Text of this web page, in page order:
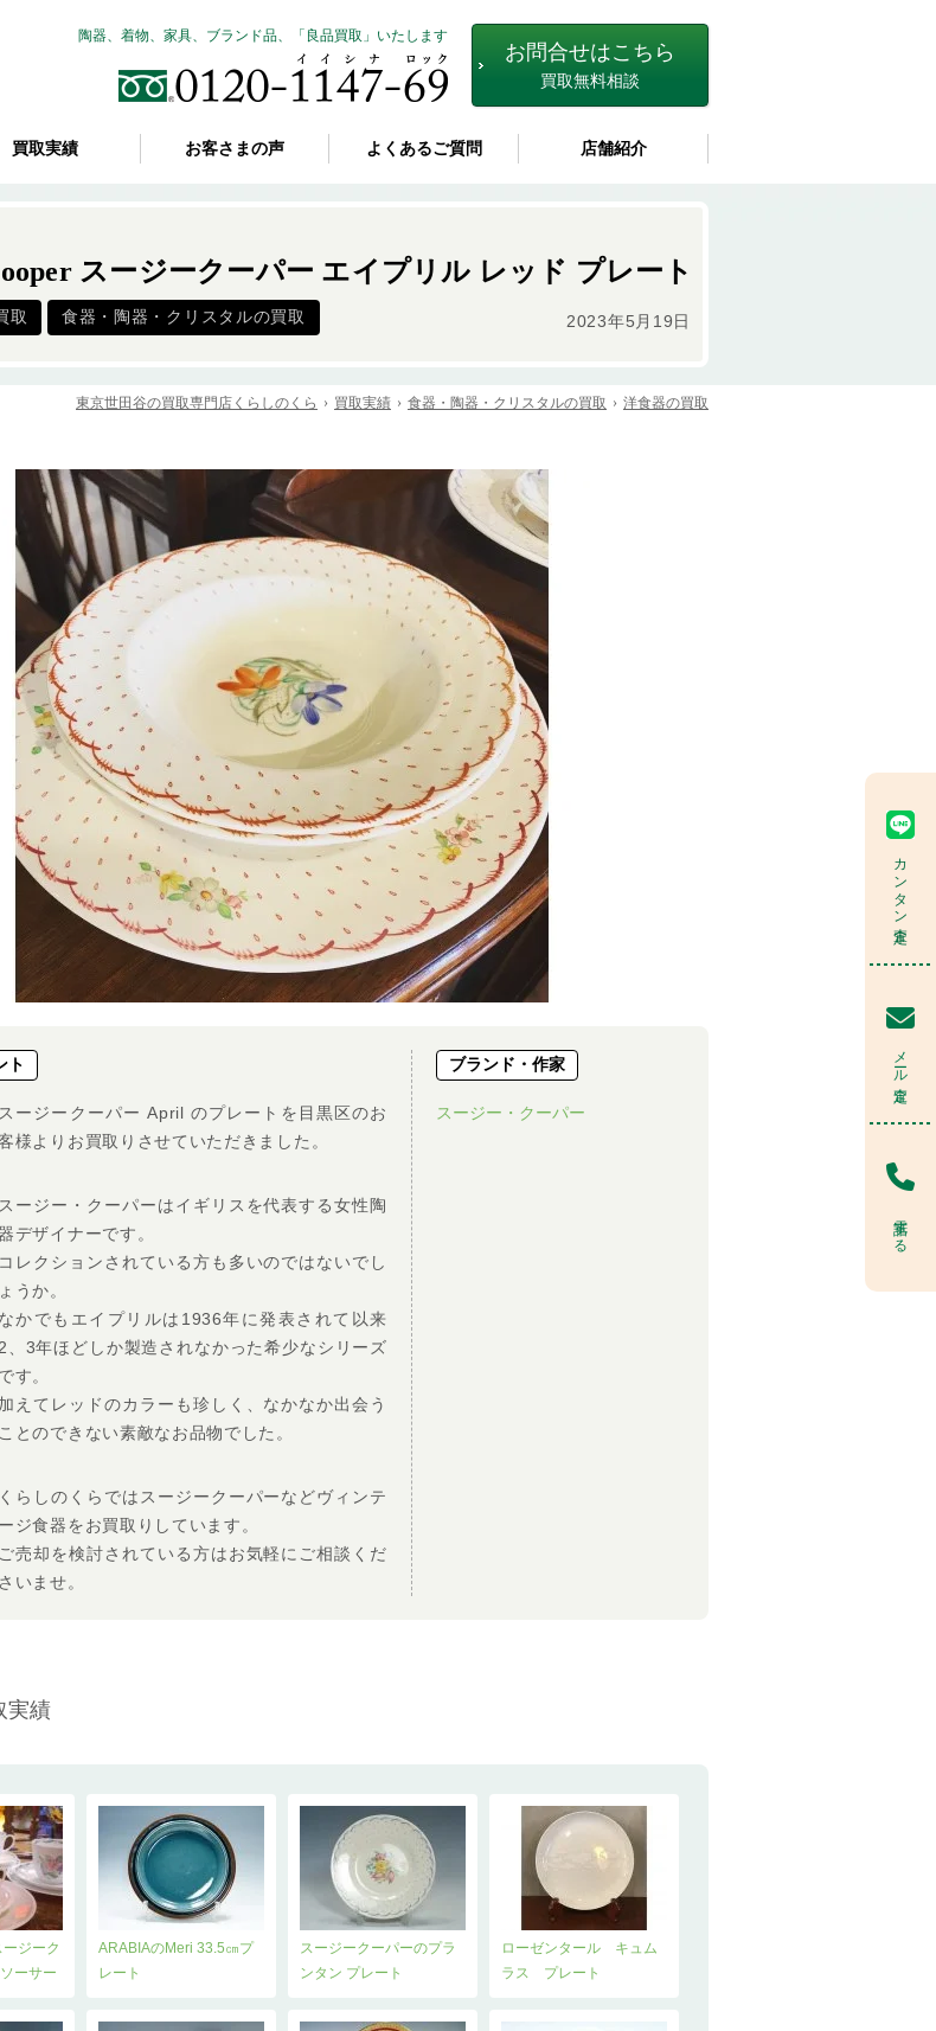
お問合せはこちら
買取無料相談
陶器、着物、家具、ブランド品、「良品買取」いたします
買取実績 お客さまの声 よくあるご質問 店舗紹介
カンタン査定
メール査定
電話する
スージークーパー エイプリル レッド プレート
取 食器・陶器・クリスタルの買取 2023年5月19日
東京世田谷の買取専門店くらしのくら 買取実績 食器・陶器・クリスタルの買取 洋食器の買取
ブランド・作家
スージー・クーパー
ト
スージークーパー April のプレートを目黒区のお
様よりお買取りさせていただきました。
スージー・クーパーはイギリスを代表する女性陶
デザイナーです。
コレクションされている方も多いのではないでし
ょうか。
なかでもエイプリルは1936年に発表されて以来
2、3年ほどしか製造されなかった希少なシリーズ
です。
加えてレッドのカラーも珍しく、なかなか出会う
ことのできない素敵なお品物でした。
くらしのくらではスージークーパーなどヴィンテ
ージ食器をお買取りしています。
ご売却を検討されている方はお気軽にご相談くだ
さいませ。
実績
ジーク
ーサー
ARABIAのMeri 33.5㎝プ
レート
スージークーパーのプラ
ンタン プレート
ローゼンタール キュム
ラス プレート